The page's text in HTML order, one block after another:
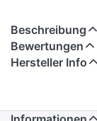
Beschreibung
Bewertungen
Hersteller Info